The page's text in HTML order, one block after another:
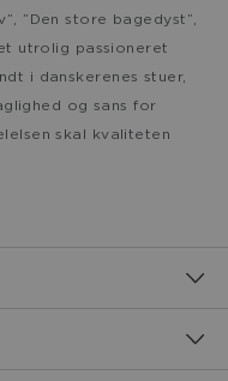
”Den store bagedyst”,
utrolig passioneret
i danskerenes stuer,
og sans for
skal kvaliteten